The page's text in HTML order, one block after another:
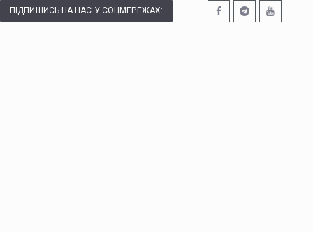
ПІДПИШИСЬ НА НАС У СОЦМЕРЕЖАХ: